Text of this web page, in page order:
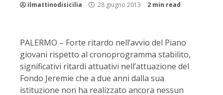
ilmattinodisicilia 28 giugno 2013 2 min read
PALERMO – Forte ritardo nell’avvio del Piano
giovani rispetto al cronoprogramma stabilito,
significativi ritardi attuativi nell’attuazione del
Fondo Jeremie che a due anni dalla sua
istituzione non ha realizzato ancora nessun